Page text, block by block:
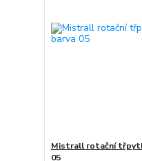
Mistrall rotační
05